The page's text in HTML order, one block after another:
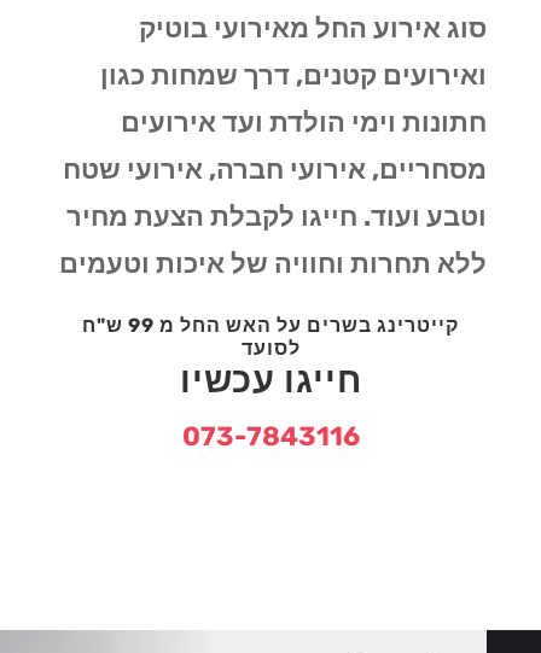
סוג אירוע החל מאירועי בוטיק
ואירועים קטנים, דרך שמחות כגון
חתונות וימי הולדת ועד אירועים
מסחריים, אירועי חברה, אירועי שטח
וטבע ועוד. חייגו לקבלת הצעת מחיר
ללא תחרות וחוויה של איכות וטעמים
קייטרינג בשרים על האש החל מ 99 ש"ח
לסועד
חייגו עכשיו
073-7843116